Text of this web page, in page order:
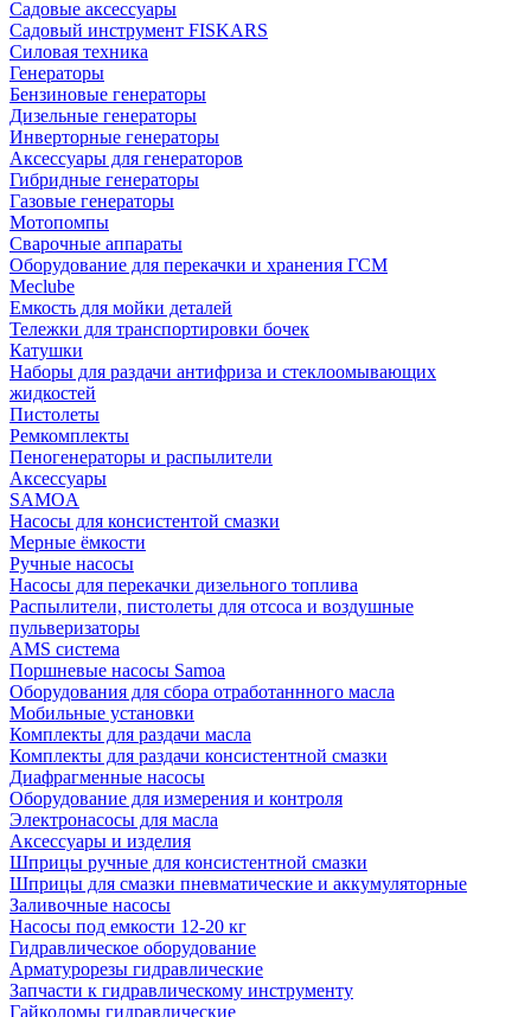
Садовые аксессуары
Садовый инструмент FISKARS
Силовая техника
Генераторы
Бензиновые генераторы
Дизельные генераторы
Инверторные генераторы
Аксессуары для генераторов
Гибридные генераторы
Газовые генераторы
Мотопомпы
Сварочные аппараты
Оборудование для перекачки и хранения ГСМ
Meclube
Емкость для мойки деталей
Тележки для транспортировки бочек
Катушки
Наборы для раздачи антифриза и стеклоомывающих
жидкостей
Пистолеты
Ремкомплекты
Пеногенераторы и распылители
Аксессуары
SAMOA
Насосы для консистентой смазки
Мерные ёмкости
Ручные насосы
Насосы для перекачки дизельного топлива
Распылители, пистолеты для отсоса и воздушные
пульверизаторы
AMS система
Поршневые насосы Samoa
Оборудования для сбора отработаннного масла
Мобильные установки
Комплекты для раздачи масла
Комплекты для раздачи консистентной смазки
Диафрагменные насосы
Оборудование для измерения и контроля
Электронасосы для масла
Аксессуары и изделия
Шприцы ручные для консистентной смазки
Шприцы для смазки пневматические и аккумуляторные
Заливочные насосы
Насосы под емкости 12-20 кг
Гидравлическое оборудование
Арматурорезы гидравлические
Запчасти к гидравлическому инструменту
Гайколомы гидравлические